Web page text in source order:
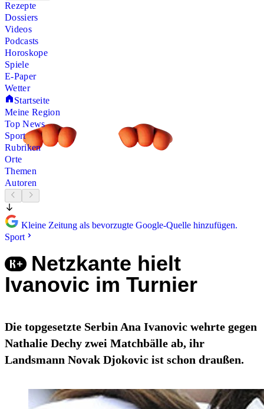
Rezepte
Dossiers
Videos
Podcasts
Horoskope
Spiele
E-Paper
Wetter
Startseite
Meine Region
Top News
Sport
Rubriken
Orte
Themen
Autoren
Kleine Zeitung als bevorzugte Google-Quelle hinzufügen.
Sport
Netzkante hielt
Ivanovic im Turnier
Die topgesetzte Serbin Ana Ivanovic wehrte gegen
Nathalie Dechy zwei Matchbälle ab, ihr
Landsmann Novak Djokovic ist schon draußen.